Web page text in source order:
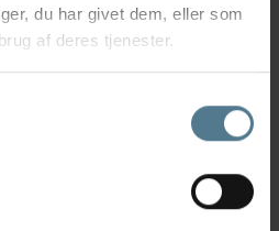
du har givet dem, eller som
af deres tjenester.
tid til et unghundetjek, er
at ringe til os